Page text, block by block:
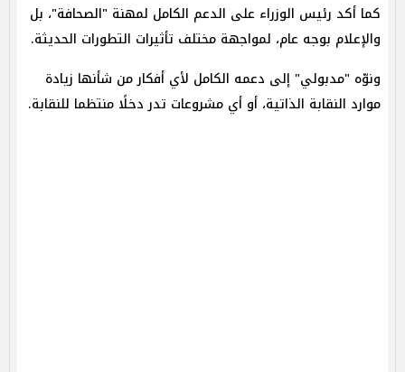
كما أكد رئيس الوزراء على الدعم الكامل لمهنة "الصحافة"، بل
والإعلام بوجه عام، لمواجهة مختلف تأثيرات التطورات الحديثة.
ونوّه "مدبولي" إلى دعمه الكامل لأي أفكار من شأنها زيادة
موارد النقابة الذاتية، أو أي مشروعات تدر دخلًا منتظما للنقابة.